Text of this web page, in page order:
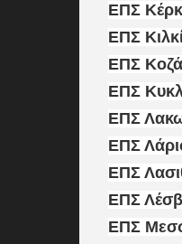
ΕΠΣ
ΕΠΣ
ΕΠΣ
ΕΠΣ
ΕΠΣ
ΕΠΣ
ΕΠΣ
ΕΠΣ
ΕΠΣ